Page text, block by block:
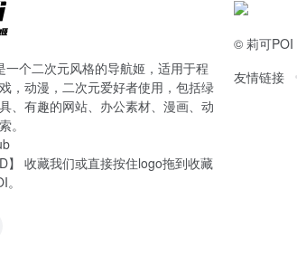
个二次元风格的导航姬，适用于程
，动漫，二次元爱好者使用，包括绿
、有趣的网站、办公素材、漫画、动
。
】 收藏我们或直接按住logo拖到收藏
© 莉可POI
友情链接